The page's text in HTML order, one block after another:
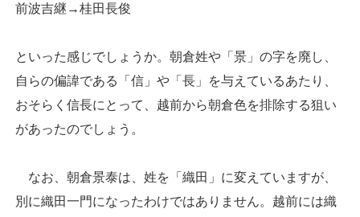
前波吉継→桂田長俊
といった感じでしょうか。朝倉姓や「景」の字を廃し、
自らの偏諱である「信」や「長」を与えているあたり、
おそらく信長にとって、越前から朝倉色を排除する狙い
があったのでしょう。
なお、朝倉景泰は、姓を「織田」に変えていますが、
別に織田一門になったわけではありません。越前には織